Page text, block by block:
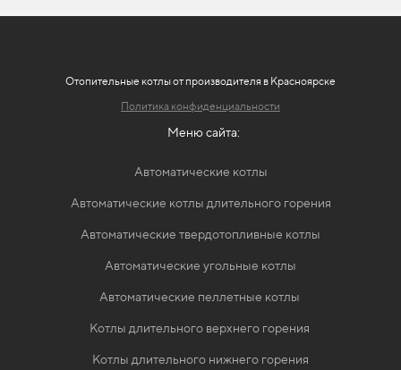
Отопительные котлы от производителя в Красноярске
Политика конфиденциальности
Меню сайта:
Автоматические котлы
Автоматические котлы длительного горения
Автоматические твердотопливные котлы
Автоматические угольные котлы
Автоматические пеллетные котлы
Котлы длительного верхнего горения
Котлы длительного нижнего горения